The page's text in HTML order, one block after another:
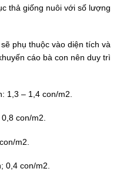
thả giống nuôi với số lượng
phụ thuộc vào diện tích và
cáo bà con nên duy trì
1,3 – 1,4 con/m2.
con/m2.
m2.
0,4 con/m2.